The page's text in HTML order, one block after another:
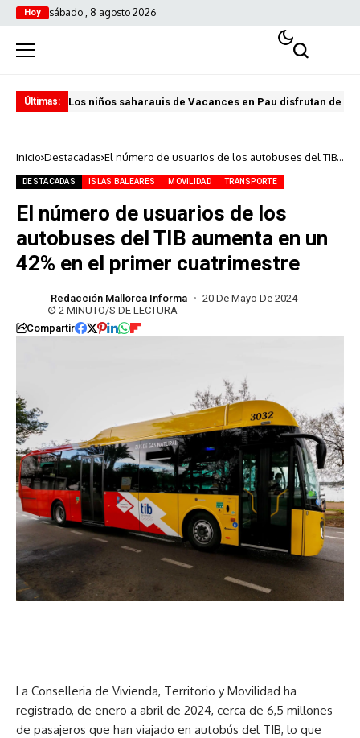
Hoy sábado , 8 agosto 2026
Últimas: Los niños saharauis de Vacances en Pau disfrutan de
Inicio Destacadas El número de usuarios de los autobuses del TIB
DESTACADAS ISLAS BALEARES MOVILIDAD TRANSPORTE
El número de usuarios de los
autobuses del TIB aumenta en un
42% en el primer cuatrimestre
Redacción Mallorca Informa
20 De Mayo De 2024
2 MINUTO/S DE LECTURA
Compartir
La Conselleria de Vivienda, Territorio y Movilidad ha
registrado, de enero a abril de 2024, cerca de 6,5 millones
de pasajeros que han viajado en autobús del TIB, lo que